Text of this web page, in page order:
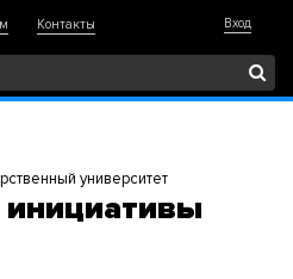
Контакты Вход
университет
инициативы